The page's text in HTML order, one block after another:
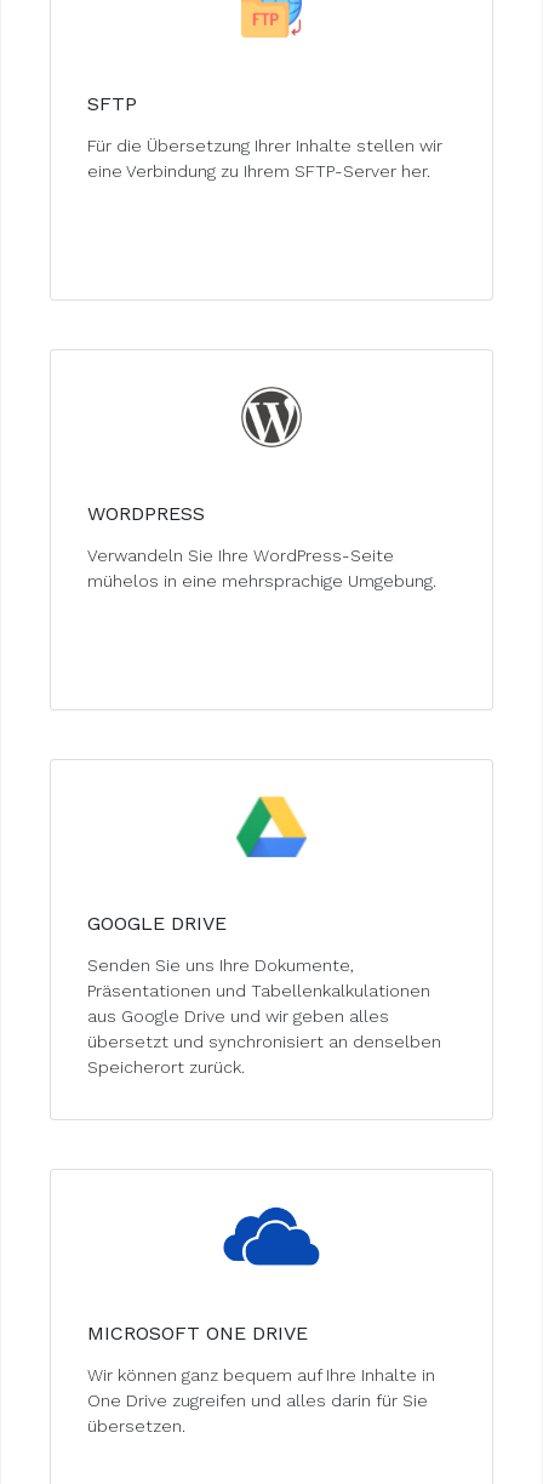
SFTP
Für die Übersetzung Ihrer Inhalte stellen wir
eine Verbindung zu Ihrem SFTP-Server her.
WORDPRESS
Verwandeln Sie Ihre WordPress-Seite
mühelos in eine mehrsprachige Umgebung.
GOOGLE DRIVE
Senden Sie uns Ihre Dokumente,
Präsentationen und Tabellenkalkulationen
aus Google Drive und wir geben alles
übersetzt und synchronisiert an denselben
Speicherort zurück.
MICROSOFT ONE DRIVE
Wir können ganz bequem auf Ihre Inhalte in
One Drive zugreifen und alles darin für Sie
übersetzen.